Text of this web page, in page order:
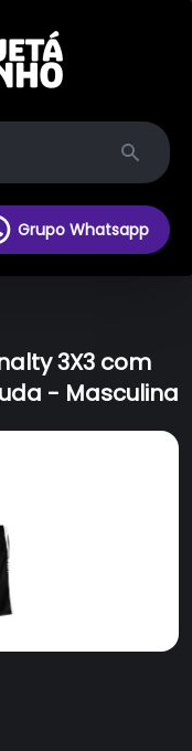
Search
Grupo Whatsapp
3X3 com
- Masculina